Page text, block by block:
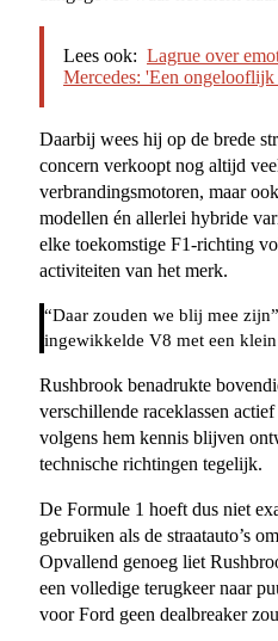
Lees ook: Lagrue over
Mercedes: 'Een
Daarbij wees hij op de brede
concern verkoopt nog altijd
verbrandingsmotoren, maar
modellen én allerlei hybride
elke toekomstige F1-richting
activiteiten van het merk.
“Daar zouden we blij mee
ingewikkelde V8 met een
Rushbrook benadrukte
verschillende raceklassen
volgens hem kennis blijven
technische richtingen tegelijk.
De Formule 1 hoeft dus niet
gebruiken als de straatauto’s
Opvallend genoeg liet
een volledige terugkeer naar
voor Ford geen dealbreaker